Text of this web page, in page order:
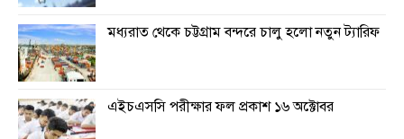
মধ্যরাত থেকে চট্টগ্রাম বন্দরে চালু হলো নতুন ট্যারিফ
এইচএসসি পরীক্ষার ফল প্রকাশ ১৬ অক্টোবর